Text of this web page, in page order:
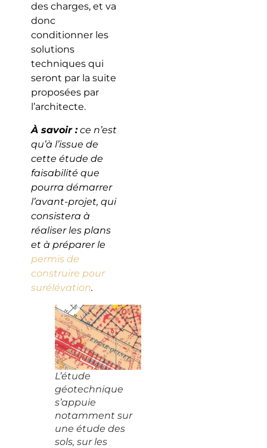
des charges, et va
donc
conditionner les
solutions
techniques qui
seront par la suite
proposées par
l’architecte.
À savoir :ce n’est
qu’à l’issue de
cette étude de
faisabilité que
pourra démarrer
l’avant-projet, qui
consistera à
réaliser les plans
et à préparer le
permis de
construire pour
surélévation.
L’étude
géotechnique
s’appuie
notamment sur
une étude des
sols, sur les